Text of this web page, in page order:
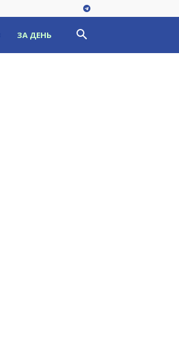
ЗА ДЕНЬ